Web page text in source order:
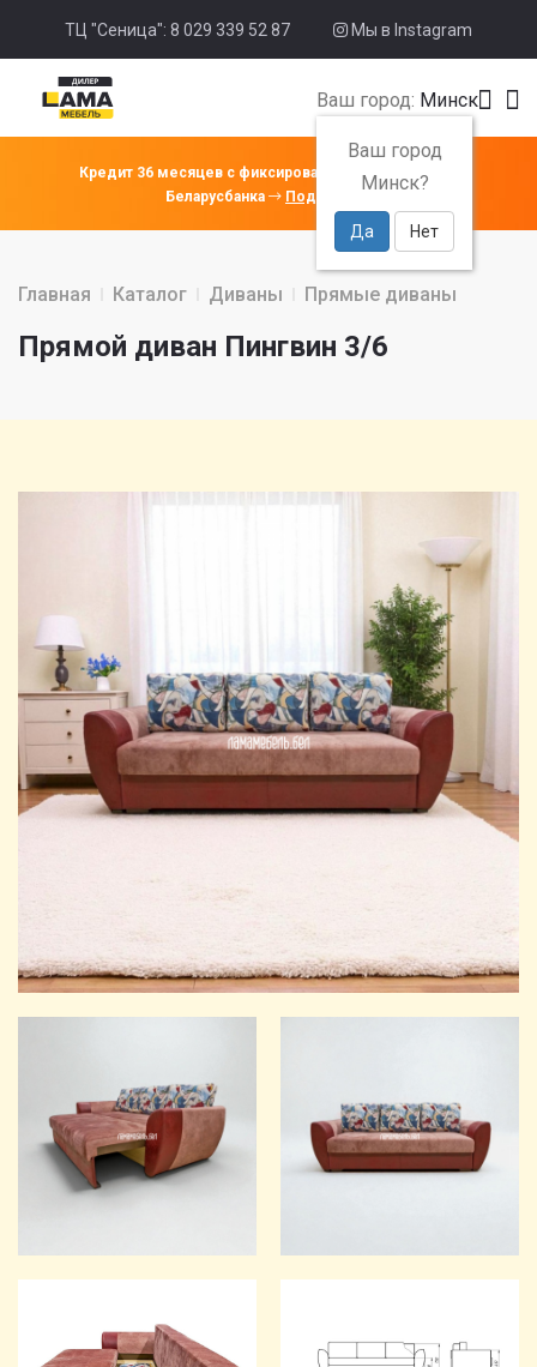
ТЦ "Сеница": 8 029 339 52 87 Мы в Instagram
Ваш город: Минск
Ваш город
Минск?
Да Нет
Кредит 36 месяцев с фиксированной ставкой 4% от
Беларусбанка
Подробнее
Главная Каталог Диваны Прямые диваны
Прямой диван Пингвин 3/6